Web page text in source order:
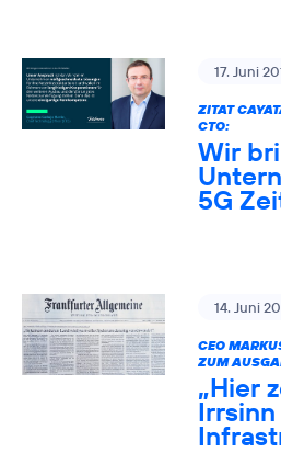
17. Juni
ZITAT
CTO:
Wir
5G
14. Juni
CEO
ZUM
„Hier